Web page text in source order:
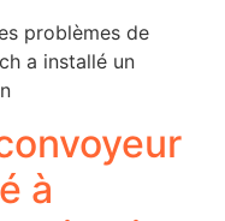
problèmes de
a installé un
à